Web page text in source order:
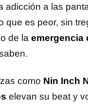
adicción a las
que es peor, sin
de la emergencia
como Nin Inch
elevan su beat y